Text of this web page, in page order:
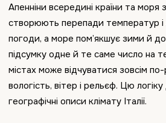
Апенніни всередині країни та моря
створюють перепади температур і
погоди, а море пом’якшує зими й
підсумку одне й те саме число на
містах може відчуватися зовсім
вологість, вітер і рельєф. Цю
географічні описи клімату Італії.